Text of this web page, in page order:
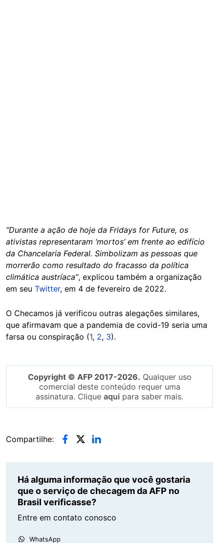
“Durante a ação de hoje da Fridays for Future, os
ativistas representaram ‘mortos’ em frente ao edifício
da Chancelaria Federal. Simbolizam as pessoas que
morrerão como resultado do fracasso da política
climática austríaca”, explicou também a organização
em seu Twitter, em 4 de fevereiro de 2022.
O Checamos já verificou outras alegações similares,
que afirmavam que a pandemia de covid-19 seria uma
farsa ou conspiração (1, 2, 3).
Copyright © AFP 2017-2026. Qualquer uso
comercial deste conteúdo requer uma
assinatura. Clique aqui para saber mais.
Compartilhe:
Há alguma informação que você gostaria
que o serviço de checagem da AFP no
Brasil verificasse?
Entre em contato conosco
WhatsApp